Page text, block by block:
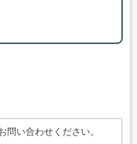
い合わせください。